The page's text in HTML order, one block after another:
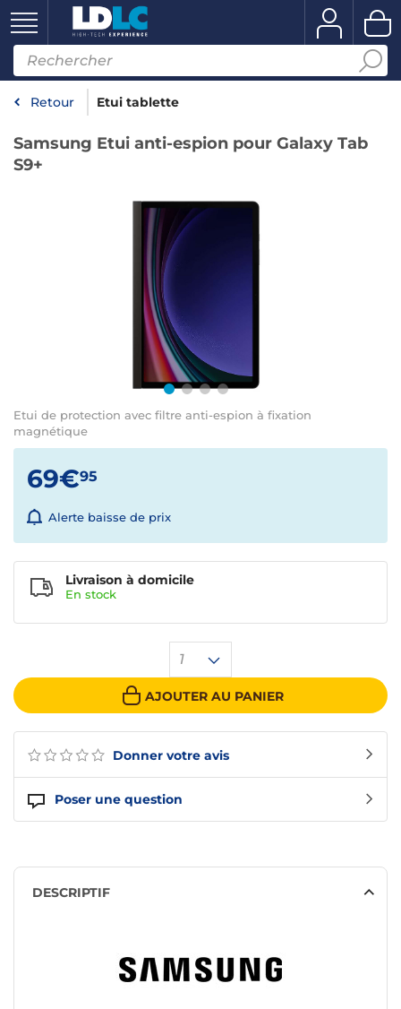
Retour Etui tablette
Samsung Etui anti-espion pour Galaxy Tab
S9+
Etui de protection avec filtre anti-espion à fixation
magnétique
Donner votre avis
Poser une question
69€95
Alerte baisse de prix
1
AJOUTER AU PANIER
Livraison à domicile
En stock
DESCRIPTIF